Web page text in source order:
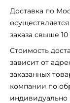
и
Будьте в
использовании
Fleece Winter
дополнением к
Доставка по
заказа свыше
Стоимость
зависит от
заказанных
компании по